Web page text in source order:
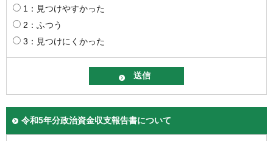
1：見つけやすかった
2：ふつう
3：見つけにくかった
令和5年分政治資金収支報告書について